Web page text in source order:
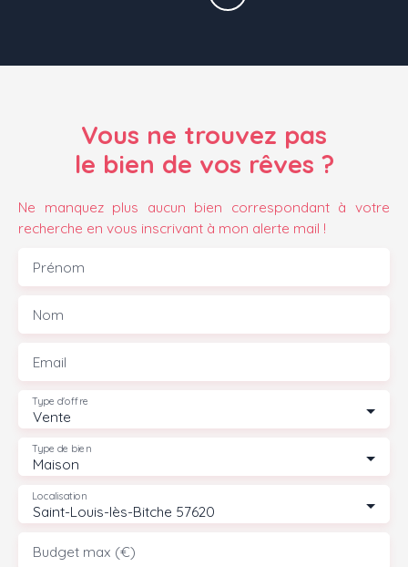
Vous ne trouvez pas
le bien de vos rêves ?
Ne manquez plus aucun bien correspondant à votre
recherche en vous inscrivant à mon alerte mail !
Prénom
Nom
Email
Vente
Type d'offre
Maison
Type de bien
Saint-Louis-lès-Bitche 57620
Localisation
Budget max (€)